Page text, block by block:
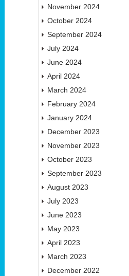
November 2024
October 2024
September 2024
July 2024
June 2024
April 2024
March 2024
February 2024
January 2024
December 2023
November 2023
October 2023
September 2023
August 2023
July 2023
June 2023
May 2023
April 2023
March 2023
December 2022